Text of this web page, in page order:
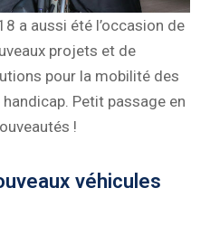
a aussi été l’occasion de
projets et de
pour la mobilité des
Petit passage en
!
véhicules